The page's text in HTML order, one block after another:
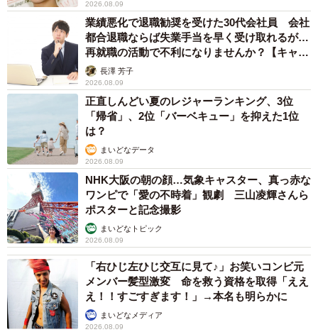
2026.08.09
業績悪化で退職勧奨を受けた30代会社員 会社
都合退職ならば失業手当を早く受け取れるが…
再就職の活動で不利になりませんか？【キャリ
アカウンセラーが解説】
長澤 芳子
2026.08.09
正直しんどい夏のレジャーランキング、3位
「帰省」、2位「バーベキュー」を抑えた1位
は？
まいどなデータ
2026.08.09
NHK大阪の朝の顔…気象キャスター、真っ赤な
ワンピで「愛の不時着」観劇 三山凌輝さんら
ポスターと記念撮影
まいどなトピック
2026.08.09
「右ひじ左ひじ交互に見て♪」お笑いコンビ元
メンバー髪型激変 命を救う資格を取得「ええ
え！！すごすぎます！」→本名も明らかに
まいどなメディア
2026.08.09